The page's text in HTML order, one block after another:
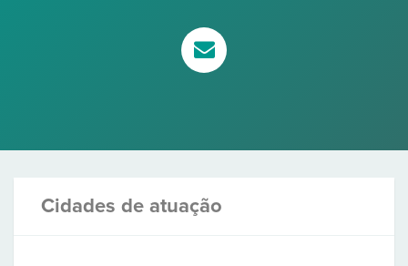
Cidades de atuação